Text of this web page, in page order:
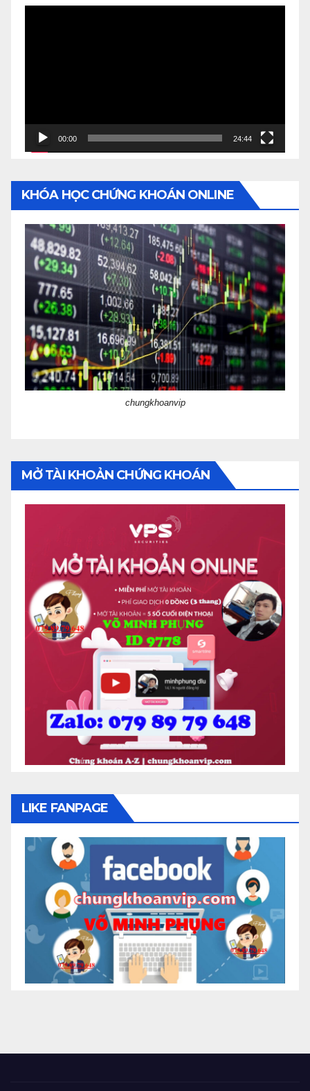
00:00 24:44
KHÓA HỌC CHỨNG KHOÁN ONLINE
chungkhoanvip
MỞ TÀI KHOẢN CHỨNG KHOÁN
LIKE FANPAGE